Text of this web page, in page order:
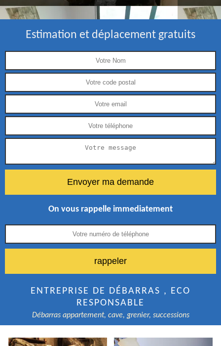
Estimation et déplacement gratuits
On vous rappelle immediatement
ENTREPRISE DE DÉBARRAS , ECO
RESPONSABLE
Débarras appartement, cave, grenier, successions